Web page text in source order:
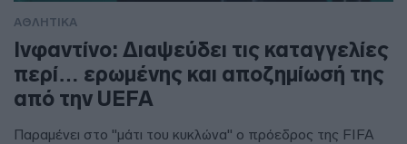
ΑΘΛΗΤΙΚΑ
Ινφαντίνο: Διαψεύδει τις καταγγελίες
περί… ερωμένης και αποζημίωσή της
από την UEFA
Παραμένει στο "μάτι του κυκλώνα" ο πρόεδρος της FIFA